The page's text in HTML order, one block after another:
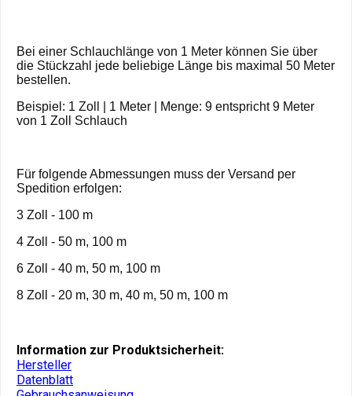
Bei einer Schlauchlänge von 1 Meter können Sie über
die Stückzahl jede beliebige Länge bis maximal 50 Meter
bestellen.
Beispiel: 1 Zoll | 1 Meter | Menge: 9 entspricht 9 Meter
von 1 Zoll Schlauch
Für folgende Abmessungen muss der Versand per
Spedition erfolgen:
3 Zoll - 100 m
4 Zoll - 50 m, 100 m
6 Zoll - 40 m, 50 m, 100 m
8 Zoll - 20 m, 30 m, 40 m, 50 m, 100 m
Information zur Produktsicherheit:
Hersteller
Datenblatt